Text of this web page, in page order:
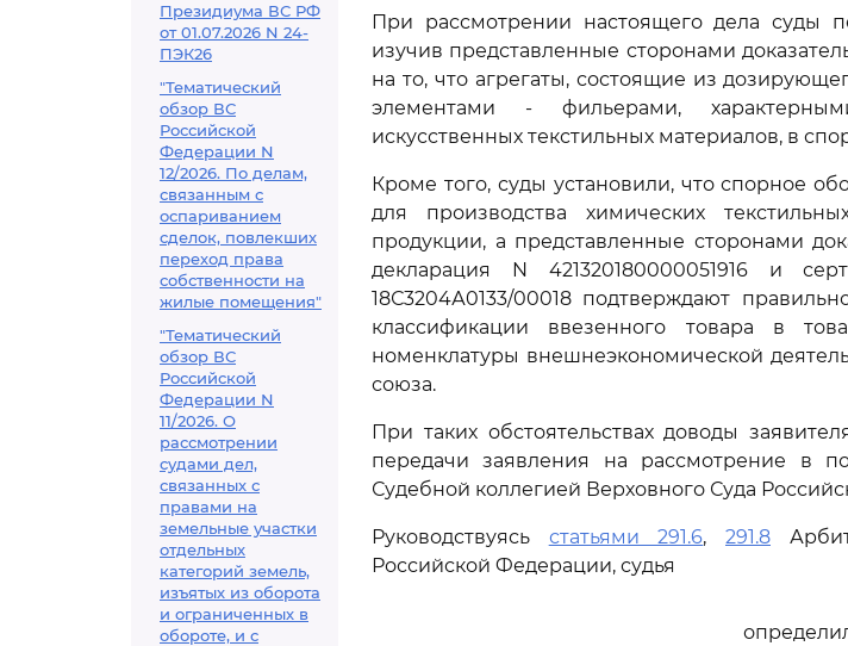
Президиума ВС РФ
от 01.07.2026 N 24-
ПЭК26
"Тематический
обзор ВС
Российской
Федерации N
12/2026. По делам,
связанным с
оспариванием
сделок, повлекших
переход права
собственности на
жилые помещения"
"Тематический
обзор ВС
Российской
Федерации N
11/2026. О
рассмотрении
судами дел,
связанных с
правами на
земельные участки
отдельных
категорий земель,
изъятых из оборота
и ограниченных в
обороте, и с
При рассмотрении настоящего дела суды
изучив представленные сторонами
на то, что агрегаты, состоящие из
элементами - фильерами,
искусственных текстильных материалов, в
Кроме того, суды установили, что спорное
для производства химических
продукции, а представленные сторонами
декларация N 421320180000051916 и
18С3204А0133/00018 подтверждают
классификации ввезенного товара в
номенклатуры внешнеэкономической
союза.
При таких обстоятельствах доводы
передачи заявления на рассмотрение в
Судебной коллегией Верховного Суда
Руководствуясь статьями 291.6,291.8
Российской Федерации, судья